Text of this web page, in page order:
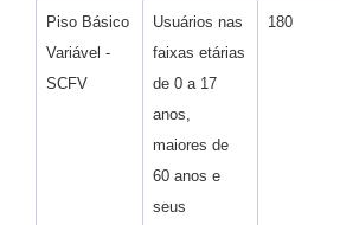
Piso Básico
Variável -
SCFV
Usuários nas
faixas etárias
de 0 a 17
anos,
maiores de
60 anos e
seus
180